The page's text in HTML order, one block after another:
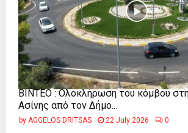
ΒΙΝΤΕΟ : Ολοκλήρωση του κόμβου
Ασίνης από τον Δήμο...
by AGGELOS DRITSAS 22 July 2026 0